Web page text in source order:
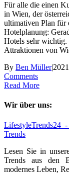
Für alle die einen
in Wien, der
ultimativen Plan für
Hotelplanung:
Hotels sehr wichtig.
Attraktionen von
By Ben Müller|
Comments
Read More
Wir über uns:
LifestyleTrends24
Trends
Lesen Sie in
Trends aus den
modernes Leben,